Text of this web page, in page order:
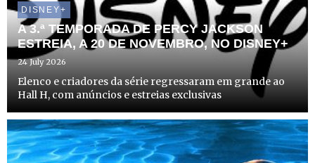
DISNEY+
A 3.ª TEMPORADA DE PERCY JACKSON
ESTREIA, A 20 DE NOVEMBRO, NO DISNEY+
24 July 2026
Elenco e criadores da série regressaram em grande ao
Hall H, com anúncios e estreias exclusivas